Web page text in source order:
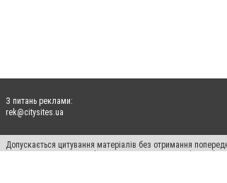
З питань реклами:
rek@citysites.ua
Допускається цитування матеріалів без отримання
для пошукових систем гіперпосилання на цитовані статті